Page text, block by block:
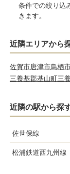
条件での絞り込
きます。
近隣エリアから
佐賀市唐津市鳥栖
三養基郡基山町三
近隣の駅から探
佐世保線
上有田駅
松浦鉄道西九州線